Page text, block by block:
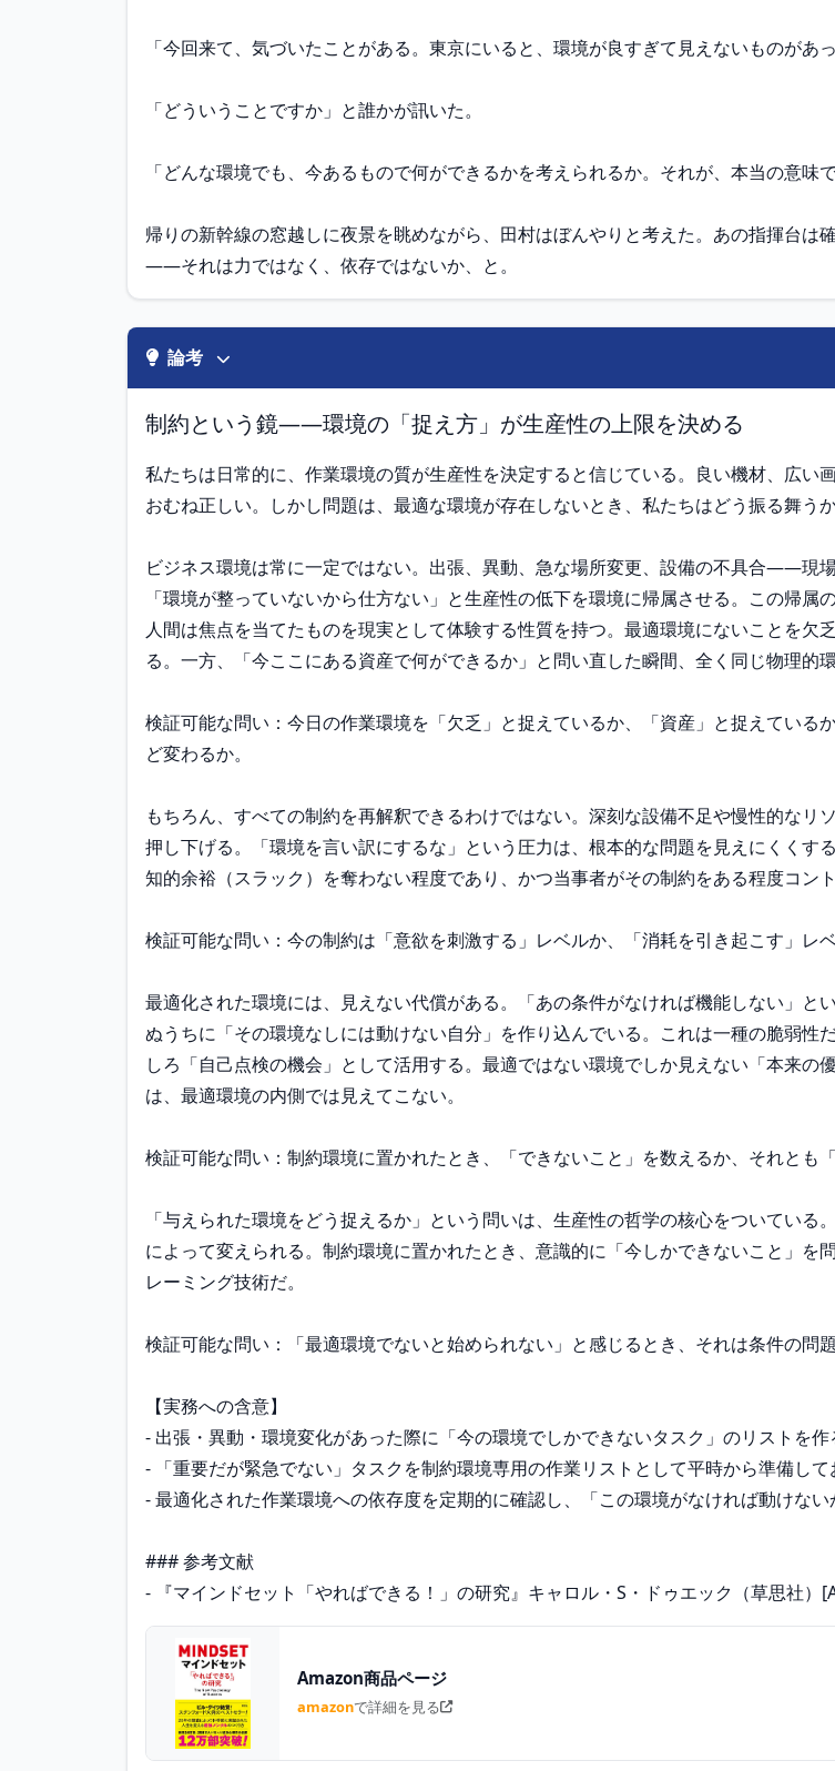
「今回来て、気づいたことがある。東京にいると、環境が良すぎて見えないものがあっ
「どういうことですか」と誰かが訊いた。
「どんな環境でも、今あるもので何ができるかを考えられるか。それが、本当の意味
帰りの新幹線の窓越しに夜景を眺めながら、田村はぼんやりと考えた。あの指揮台
——それは力ではなく、依存ではないか、と。
論考
制約という鏡——環境の「捉え方」が生産性の上限を決める
私たちは日常的に、作業環境の質が生産性を決定すると信じている。良い機材、広
おむね正しい。しかし問題は、最適な環境が存在しないとき、私たちはどう振る舞うか
ビジネス環境は常に一定ではない。出張、異動、急な場所変更、設備の不具合——現
「環境が整っていないから仕方ない」と生産性の低下を環境に帰属させる。この帰属
人間は焦点を当てたものを現実として体験する性質を持つ。最適環境にないことを
る。一方、「今ここにある資産で何ができるか」と問い直した瞬間、全く同じ物理的
検証可能な問い：今日の作業環境を「欠乏」と捉えているか、「資産」と捉えてい
ど変わるか。
もちろん、すべての制約を再解釈できるわけではない。深刻な設備不足や慢性的な
押し下げる。「環境を言い訳にするな」という圧力は、根本的な問題を見えにくく
知的余裕（スラック）を奪わない程度であり、かつ当事者がその制約をある程度コン
検証可能な問い：今の制約は「意欲を刺激する」レベルか、「消耗を引き起こす」レ
最適化された環境には、見えない代償がある。「あの条件がなければ機能しない」
ぬうちに「その環境なしには動けない自分」を作り込んでいる。これは一種の脆弱
しろ「自己点検の機会」として活用する。最適ではない環境でしか見えない「本来
は、最適環境の内側では見えてこない。
検証可能な問い：制約環境に置かれたとき、「できないこと」を数えるか、それとも
「与えられた環境をどう捉えるか」という問いは、生産性の哲学の核心をついてい
によって変えられる。制約環境に置かれたとき、意識的に「今しかできないこと」
レーミング技術だ。
検証可能な問い：「最適環境でないと始められない」と感じるとき、それは条件の問
【実務への含意】
- 出張・異動・環境変化があった際に「今の環境でしかできないタスク」のリストを
- 「重要だが緊急でない」タスクを制約環境専用の作業リストとして平時から準備して
- 最適化された作業環境への依存度を定期的に確認し、「この環境がなければ動けない
### 参考文献
- 『マインドセット「やればできる！」の研究』キャロル・S・ドゥエック（草思社）
Amazon商品ページ
amazonで詳細を見る